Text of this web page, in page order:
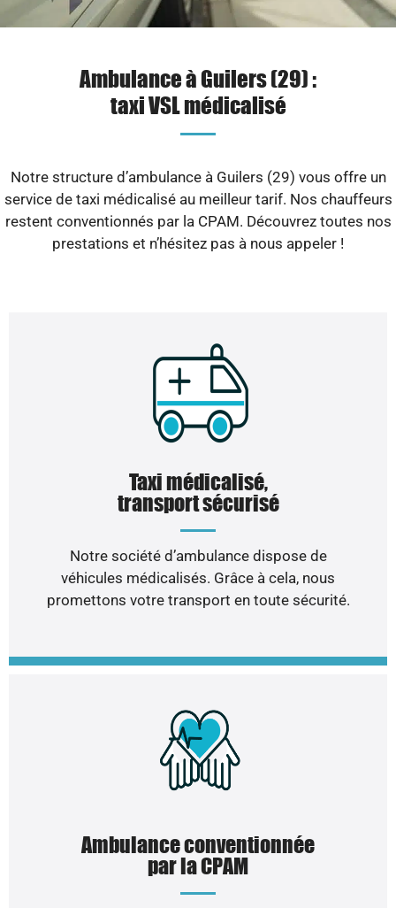
Ambulance à Guilers (29) :
taxi VSL médicalisé
Notre structure d’ambulance à Guilers (29) vous offre un
service de taxi médicalisé au meilleur tarif. Nos chauffeurs
restent conventionnés par la CPAM. Découvrez toutes nos
prestations et n’hésitez pas à nous appeler !
Taxi médicalisé,
transport sécurisé
Notre société d’ambulance dispose de
véhicules médicalisés. Grâce à cela, nous
promettons votre transport en toute sécurité.
Ambulance conventionnée
par la CPAM